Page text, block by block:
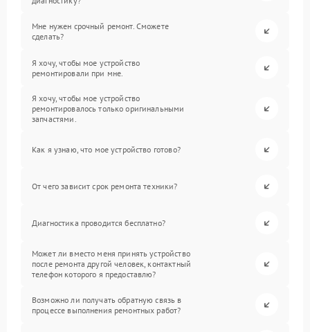
Мне нужен срочный ремонт. Сможете
сделать?
Я хочу, чтобы мое устройство
ремонтировали при мне.
Я хочу, чтобы мое устройство
ремонтировалось только оригинальными
запчастями.
Как я узнаю, что мое устройство готово?
От чего зависит срок ремонта техники?
Диагностика проводится бесплатно?
Может ли вместо меня принять устройство
после ремонта другой человек, контактный
телефон которого я предоставлю?
Возможно ли получать обратную связь в
процессе выполнения ремонтных работ?